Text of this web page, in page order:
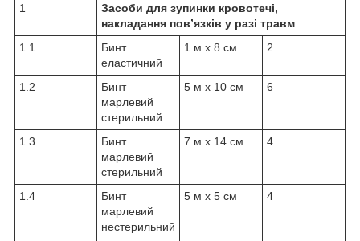
1
Засоби для зупинки кровотечі,
накладання пов’язків у разі травм
1.1
Бинт
еластичний
1 м х 8 см 2
1.2
Бинт
марлевий
стерильний
5 м х 10 см 6
1.3
Бинт
марлевий
стерильний
7 м х 14 см 4
1.4
Бинт
марлевий
нестерильний
5 м х 5 см 4